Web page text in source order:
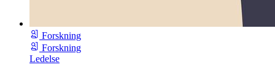
Forskning
Forskning
Ledelse